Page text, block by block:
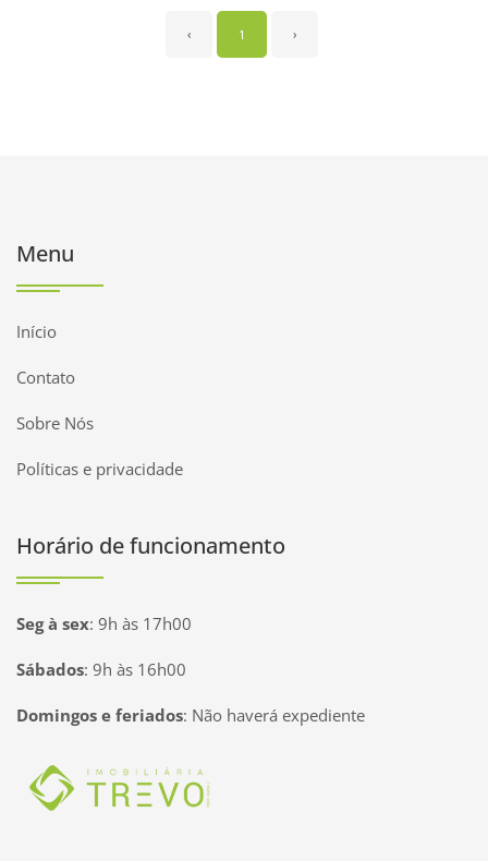
‹ 1 ›
Menu
Início
Contato
Sobre Nós
Políticas e privacidade
Horário de funcionamento
Seg à sex: 9h às 17h00
Sábados: 9h às 16h00
Domingos e feriados: Não haverá expediente
Página inicial